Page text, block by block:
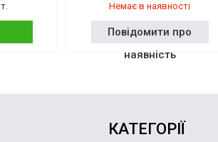
Немає в наявності
Повідомити про
наявність
КАТЕГОРІЇ